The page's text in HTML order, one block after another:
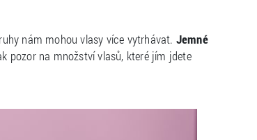
nám mohou vlasy více vytrhávat. Jemné
pozor na množství vlasů, které jím jdete